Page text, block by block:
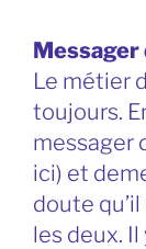
Messager
Le métier
toujours.
messager
ici) et
doute
les deux.